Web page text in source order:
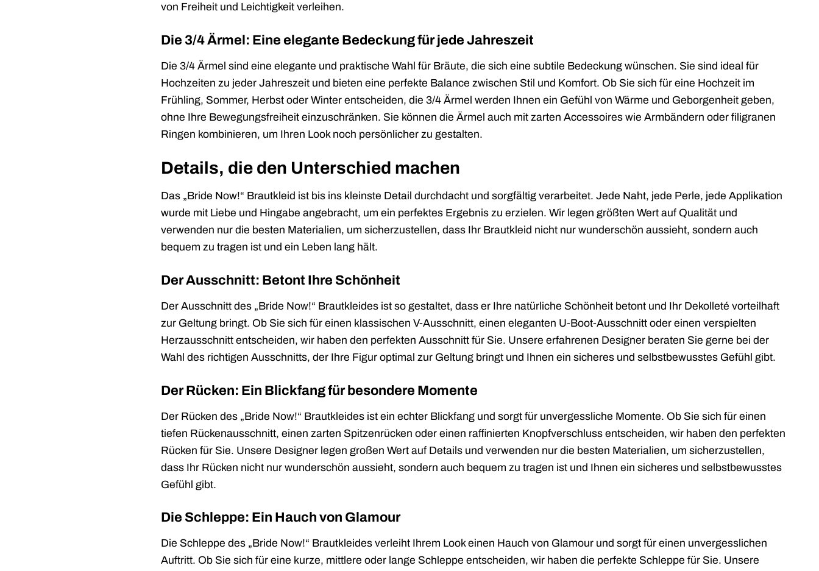
von Freiheit und Leichtigkeit verleihen.
Die 3/4 Ärmel: Eine elegante Bedeckung für jede Jahreszeit
Die 3/4 Ärmel sind eine elegante und praktische Wahl für Bräute, die sich eine subtile Bedeckung wünschen. Sie sind ideal für
Hochzeiten zu jeder Jahreszeit und bieten eine perfekte Balance zwischen Stil und Komfort. Ob Sie sich für eine Hochzeit im
Frühling, Sommer, Herbst oder Winter entscheiden, die 3/4 Ärmel werden Ihnen ein Gefühl von Wärme und Geborgenheit geben,
ohne Ihre Bewegungsfreiheit einzuschränken. Sie können die Ärmel auch mit zarten Accessoires wie Armbändern oder filigranen
Ringen kombinieren, um Ihren Look noch persönlicher zu gestalten.
Details, die den Unterschied machen
Das „Bride Now!“ Brautkleid ist bis ins kleinste Detail durchdacht und sorgfältig verarbeitet. Jede Naht, jede Perle, jede Applikation
wurde mit Liebe und Hingabe angebracht, um ein perfektes Ergebnis zu erzielen. Wir legen größten Wert auf Qualität und
verwenden nur die besten Materialien, um sicherzustellen, dass Ihr Brautkleid nicht nur wunderschön aussieht, sondern auch
bequem zu tragen ist und ein Leben lang hält.
Der Ausschnitt: Betont Ihre Schönheit
Der Ausschnitt des „Bride Now!“ Brautkleides ist so gestaltet, dass er Ihre natürliche Schönheit betont und Ihr Dekolleté vorteilhaft
zur Geltung bringt. Ob Sie sich für einen klassischen V-Ausschnitt, einen eleganten U-Boot-Ausschnitt oder einen verspielten
Herzausschnitt entscheiden, wir haben den perfekten Ausschnitt für Sie. Unsere erfahrenen Designer beraten Sie gerne bei der
Wahl des richtigen Ausschnitts, der Ihre Figur optimal zur Geltung bringt und Ihnen ein sicheres und selbstbewusstes Gefühl gibt.
Der Rücken: Ein Blickfang für besondere Momente
Der Rücken des „Bride Now!“ Brautkleides ist ein echter Blickfang und sorgt für unvergessliche Momente. Ob Sie sich für einen
tiefen Rückenausschnitt, einen zarten Spitzenrücken oder einen raffinierten Knopfverschluss entscheiden, wir haben den perfekten
Rücken für Sie. Unsere Designer legen großen Wert auf Details und verwenden nur die besten Materialien, um sicherzustellen,
dass Ihr Rücken nicht nur wunderschön aussieht, sondern auch bequem zu tragen ist und Ihnen ein sicheres und selbstbewusstes
Gefühl gibt.
Die Schleppe: Ein Hauch von Glamour
Die Schleppe des „Bride Now!“ Brautkleides verleiht Ihrem Look einen Hauch von Glamour und sorgt für einen unvergesslichen
Auftritt. Ob Sie sich für eine kurze, mittlere oder lange Schleppe entscheiden, wir haben die perfekte Schleppe für Sie. Unsere